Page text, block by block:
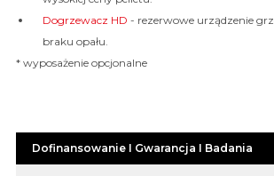
Dogrzewacz HD - rezerwowe urządzenie
braku opału.
* wyposażenie opcjonalne
Dofinansowanie I Gwarancja I Badania